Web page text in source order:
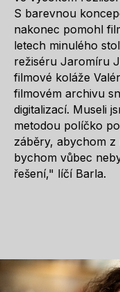
S barevnou
nakonec pomohl
letech minulého
režiséru Jaromíru
filmové koláže
filmovém archivu
digitalizací. Museli
metodou políčko
záběry, abychom z
bychom vůbec
řešení," líčí Barla.